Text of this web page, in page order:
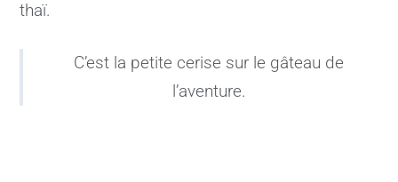
thaï.
C’est la petite cerise sur le gâteau de
l’aventure.